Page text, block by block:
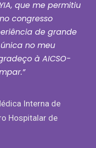
que me permitiu
congresso
de grande
no meu
à AICSO-
Interna de
Hospitalar de